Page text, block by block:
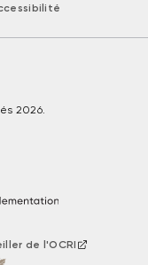
2026.
de l'OCRI